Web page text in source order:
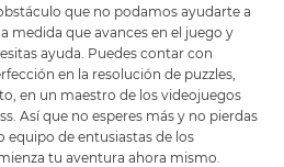
que no podamos ayudarte a
medida que avances en el juego y
ayuda. Puedes contar con
en la resolución de puzzles,
en un maestro de los videojuegos
Así que no esperes más y no pierdas
equipo de entusiastas de los
tu aventura ahora mismo.